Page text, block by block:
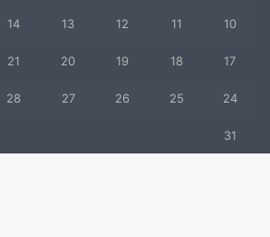
10
11
12
13
14
17
18
19
20
21
24
25
26
27
28
31